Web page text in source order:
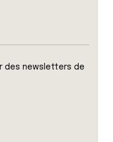
des newsletters de